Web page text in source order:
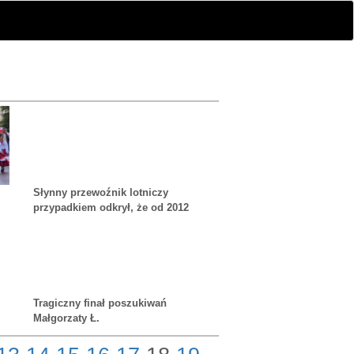
Słynny przewoźnik lotniczy
przypadkiem odkrył, że od 2012
Tragiczny finał poszukiwań
Małgorzaty Ł.